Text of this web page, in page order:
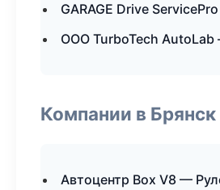
GARAGE Drive
ООО TurboTech AutoLab
Компании в Брянск
Автоцентр Box V8 —